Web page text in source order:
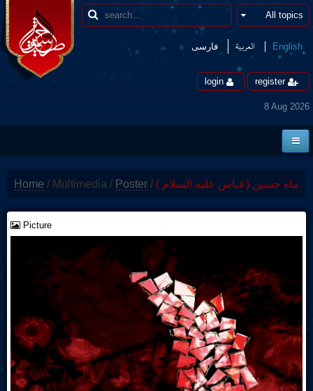
فارسی العربیة English
login register
8 Aug 2026
News
Borders
Encyclopedia
contact us
Live Play
Home / Multimedia / Poster / ماه حسین (عباس علیه السلام )
Picture